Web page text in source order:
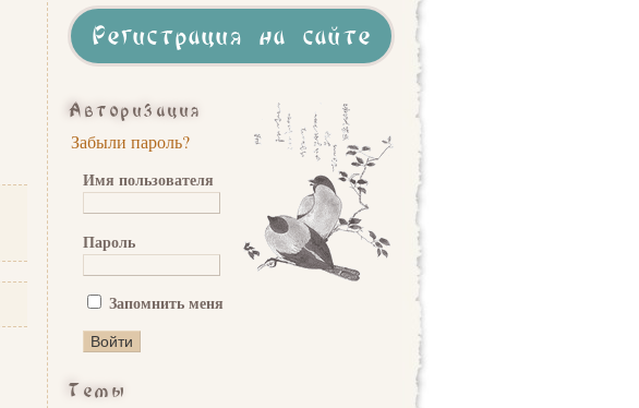
Регистрация на сайте
Авторизация
Забыли пароль?
Имя пользователя
Пароль
Запомнить меня
Темы